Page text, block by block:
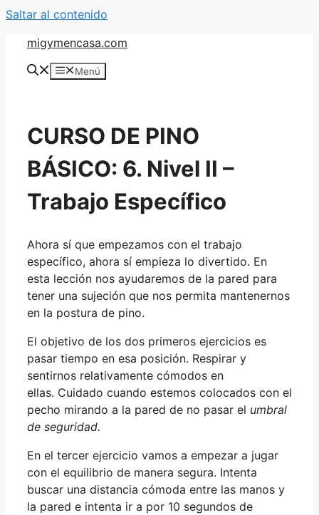
Saltar al contenido
migymencasa.com
Menú
CURSO DE PINO
BÁSICO: 6. Nivel II –
Trabajo Específico
Ahora sí que empezamos con el trabajo
específico, ahora sí empieza lo divertido. En
esta lección nos ayudaremos de la pared para
tener una sujeción que nos permita mantenernos
en la postura de pino.
El objetivo de los dos primeros ejercicios es
pasar tiempo en esa posición. Respirar y
sentirnos relativamente cómodos en
ellas. Cuidado cuando estemos colocados con el
pecho mirando a la pared de no pasar el umbral
de seguridad.
En el tercer ejercicio vamos a empezar a jugar
con el equilibrio de manera segura. Intenta
buscar una distancia cómoda entre las manos y
la pared e intenta ir a por 10 segundos de